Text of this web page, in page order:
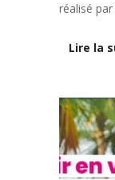
réalisé par
Lire la